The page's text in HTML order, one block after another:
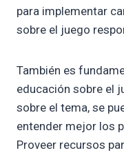
para implementar
sobre el juego
También es
educación sobre el
sobre el tema, se
entender mejor los
Proveer recursos